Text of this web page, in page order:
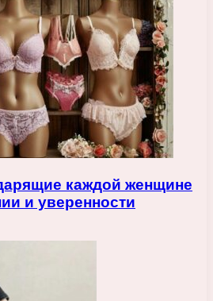
каждой женщине
и уверенности